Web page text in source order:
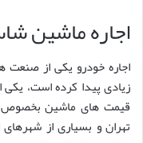
اجاره ماشین
اجاره خودرو یکی از
زیادی پیدا کرده است، یکی
قیمت های ماشین بخصوص
تهران و بسیاری از